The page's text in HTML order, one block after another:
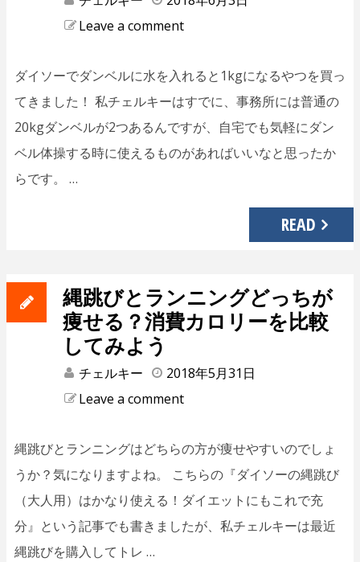
Leave a comment
ダイソーでダンベルに水を入れると1kgになるやつを買っ
てきました！ 私チェルキーはすでに、事務所には普通の
20kgダンベルが2つあるんですが、自宅でも気軽にダン
ベル体操する時に使えるものがあればいいなと思ったか
らです。 …
READ
縄跳びとランニングどっちが
痩せる？消費カロリーを比較
してみよう
チェルキー
2018年5月31日
Leave a comment
縄跳びとランニングはどちらの方が痩せやすいのでしょ
うか？気になりますよね。 こちらの『ダイソーの縄跳び
（大人用）はかなり使える！ダイエットにもこれで充
分』という記事でも書きましたが、私チェルキーは最近
縄跳びを購入してトレ …